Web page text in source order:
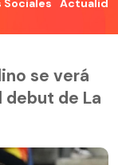
Sociales
se verá
debut de La